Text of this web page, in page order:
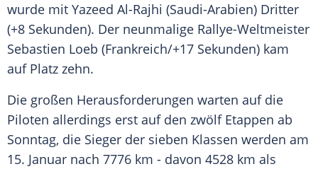
wurde mit Yazeed Al-Rajhi (Saudi-Arabien) Dritter
(+8 Sekunden). Der neunmalige Rallye-Weltmeister
Sebastien Loeb (Frankreich/+17 Sekunden) kam
auf Platz zehn.
Die großen Herausforderungen warten auf die
Piloten allerdings erst auf den zwölf Etappen ab
Sonntag, die Sieger der sieben Klassen werden am
15. Januar nach 7776 km - davon 4528 km als